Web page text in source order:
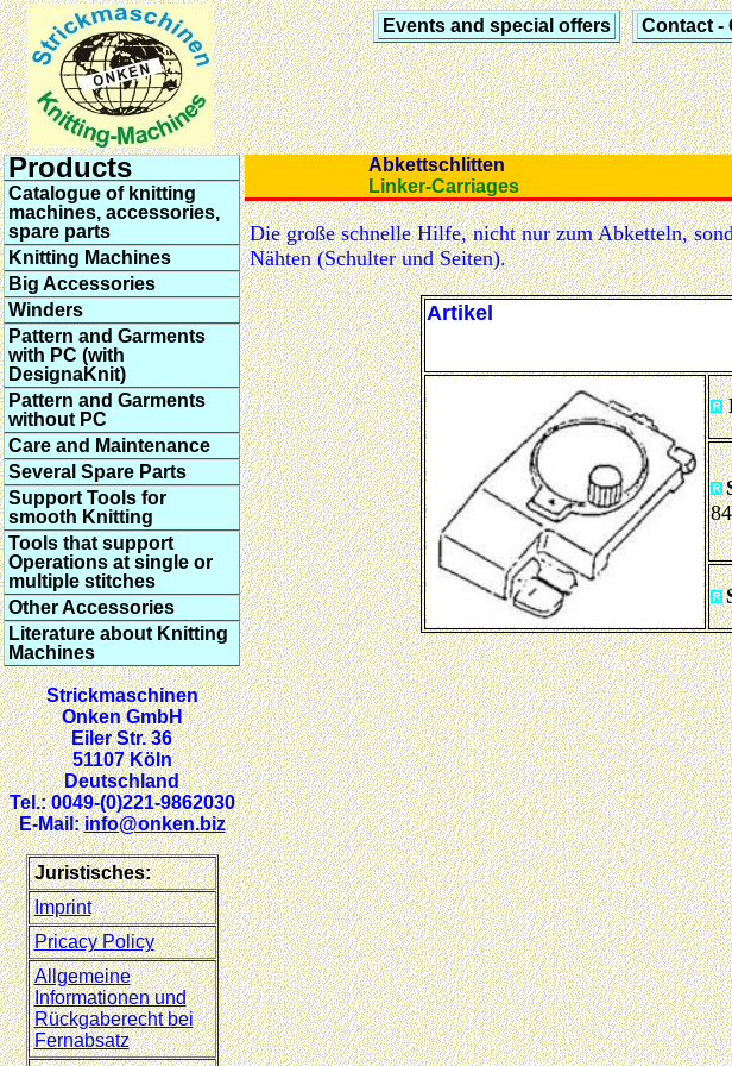
Events and special offers Contact -
Products
Catalogue of knitting
machines, accessories,
spare parts
Knitting Machines
Big Accessories
Winders
Pattern and Garments
with PC (with
DesignaKnit)
Pattern and Garments
without PC
Care and Maintenance
Several Spare Parts
Support Tools for
smooth Knitting
Tools that support
Operations at single or
multiple stitches
Other Accessories
Literature about Knitting
Machines
Strickmaschinen
Onken GmbH
Eiler Str. 36
51107 Köln
Deutschland
Tel.: 0049-(0)221-9862030
E-Mail:info@onken.biz
Juristisches:
Imprint
Pricacy Policy
Allgemeine
Informationen und
Rückgaberecht bei
Fernabsatz
Abkettschlitten
Linker-Carriages
Die große schnelle Hilfe, nicht nur zum Abketteln,
Nähten (Schulter und Seiten).
Artikel